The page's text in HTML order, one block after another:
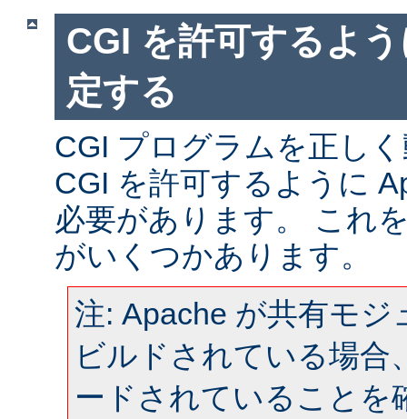
CGI を許可するよ
定する
CGI プログラムを正し
CGI を許可するように
必要があります。 これ
がいくつかあります。
注: Apache が共有モジ
ビルドされている場合
ードされていることを